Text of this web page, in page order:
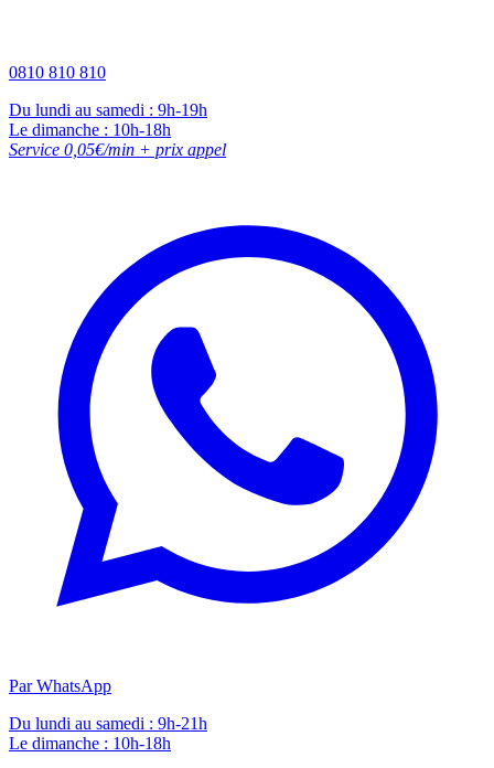
0810 810 810
Du lundi au samedi : 9h-19h
Le dimanche : 10h-18h
Service 0,05€/min + prix appel
Par WhatsApp
Du lundi au samedi : 9h-21h
Le dimanche : 10h-18h